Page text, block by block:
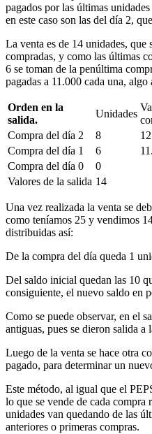
pagados por las últimas
en este caso son las del día 2,
La venta es de 14 unidades, que
compradas, y como las últimas
6 se toman de la penúltima
pagadas a 11.000 cada una, algo
Orden en la
salida.
Unidades
Compra del día 2
8
Compra del día 1
6
Compra del día 0
0
Valores de la salida 14
Una vez realizada la venta se
como teníamos 25 y vendimos
distribuidas así:
De la compra del día queda 1
Del saldo inicial quedan las 10
consiguiente, el nuevo saldo en
Como se puede observar, en el
antiguas, pues se dieron salida
Luego de la venta se hace otra
pagado, para determinar un
Este método, al igual que el
lo que se vende de cada compra
unidades van quedando de las
anteriores o primeras compras.